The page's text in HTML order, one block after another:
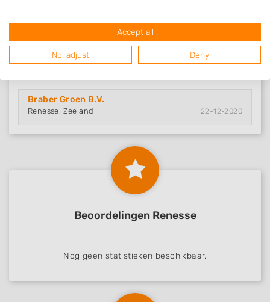
Braber Groen B.V.
Renesse, Zeeland 22-12-2020
Beoordelingen Renesse
Nog geen statistieken beschikbaar.
Accept all
No, adjust Deny